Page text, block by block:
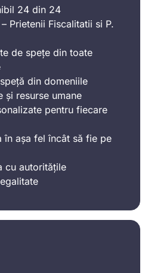
24 din 24
Prietenii Fiscalitatii si P.
de spețe din toate
din domeniile
și resurse umane
pentru fiecare
în așa fel încât să fie pe
cu autoritățile